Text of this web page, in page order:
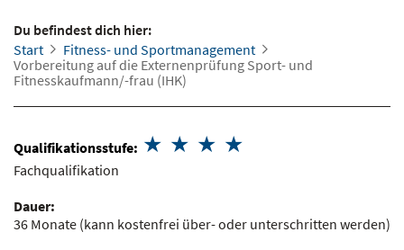
Du befindest dich hier:
Start
Fitness- und Sportmanagement
Vorbereitung auf die Externenprüfung Sport- und
Fitnesskaufmann/-frau (IHK)
Qualifikationsstufe:
Fachqualifikation
Dauer:
36 Monate (kann kostenfrei über- oder unterschritten werden)